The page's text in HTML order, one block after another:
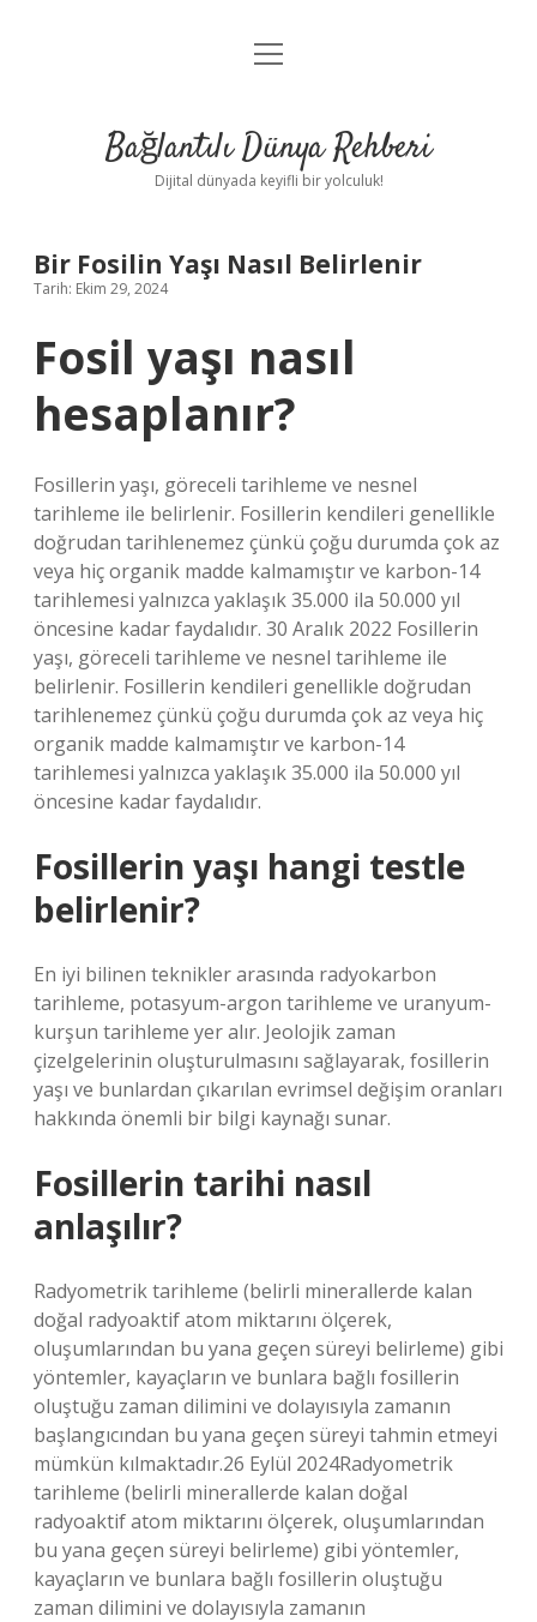
Anasayfa
Yasal Uyarı
menüyü
Bağlantılı Dünya Rehberi
Dijital dünyada keyifli bir yolculuk!
Bir Fosilin Yaşı Nasıl Belirlenir
Tarih: Ekim 29, 2024
Fosil yaşı nasıl
hesaplanır?
Fosillerin yaşı, göreceli tarihleme ve nesnel
tarihleme ile belirlenir. Fosillerin kendileri genellikle
doğrudan tarihlenemez çünkü çoğu durumda çok az
veya hiç organik madde kalmamıştır ve karbon-14
tarihlemesi yalnızca yaklaşık 35.000 ila 50.000 yıl
öncesine kadar faydalıdır. 30 Aralık 2022 Fosillerin
yaşı, göreceli tarihleme ve nesnel tarihleme ile
belirlenir. Fosillerin kendileri genellikle doğrudan
tarihlenemez çünkü çoğu durumda çok az veya hiç
organik madde kalmamıştır ve karbon-14
tarihlemesi yalnızca yaklaşık 35.000 ila 50.000 yıl
öncesine kadar faydalıdır.
Fosillerin yaşı hangi testle
belirlenir?
En iyi bilinen teknikler arasında radyokarbon
tarihleme, potasyum-argon tarihleme ve uranyum-
kurşun tarihleme yer alır. Jeolojik zaman
çizelgelerinin oluşturulmasını sağlayarak, fosillerin
yaşı ve bunlardan çıkarılan evrimsel değişim oranları
hakkında önemli bir bilgi kaynağı sunar.
Fosillerin tarihi nasıl
anlaşılır?
Radyometrik tarihleme (belirli minerallerde kalan
doğal radyoaktif atom miktarını ölçerek,
oluşumlarından bu yana geçen süreyi belirleme) gibi
yöntemler, kayaçların ve bunlara bağlı fosillerin
oluştuğu zaman dilimini ve dolayısıyla zamanın
başlangıcından bu yana geçen süreyi tahmin etmeyi
mümkün kılmaktadır.26 Eylül 2024Radyometrik
tarihleme (belirli minerallerde kalan doğal
radyoaktif atom miktarını ölçerek, oluşumlarından
bu yana geçen süreyi belirleme) gibi yöntemler,
kayaçların ve bunlara bağlı fosillerin oluştuğu
zaman dilimini ve dolayısıyla zamanın